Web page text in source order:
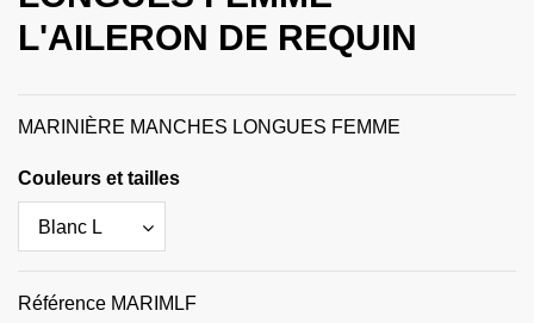
L'AILERON DE REQUIN
MARINIÈRE MANCHES LONGUES FEMME
Couleurs et tailles
Référence MARIMLF